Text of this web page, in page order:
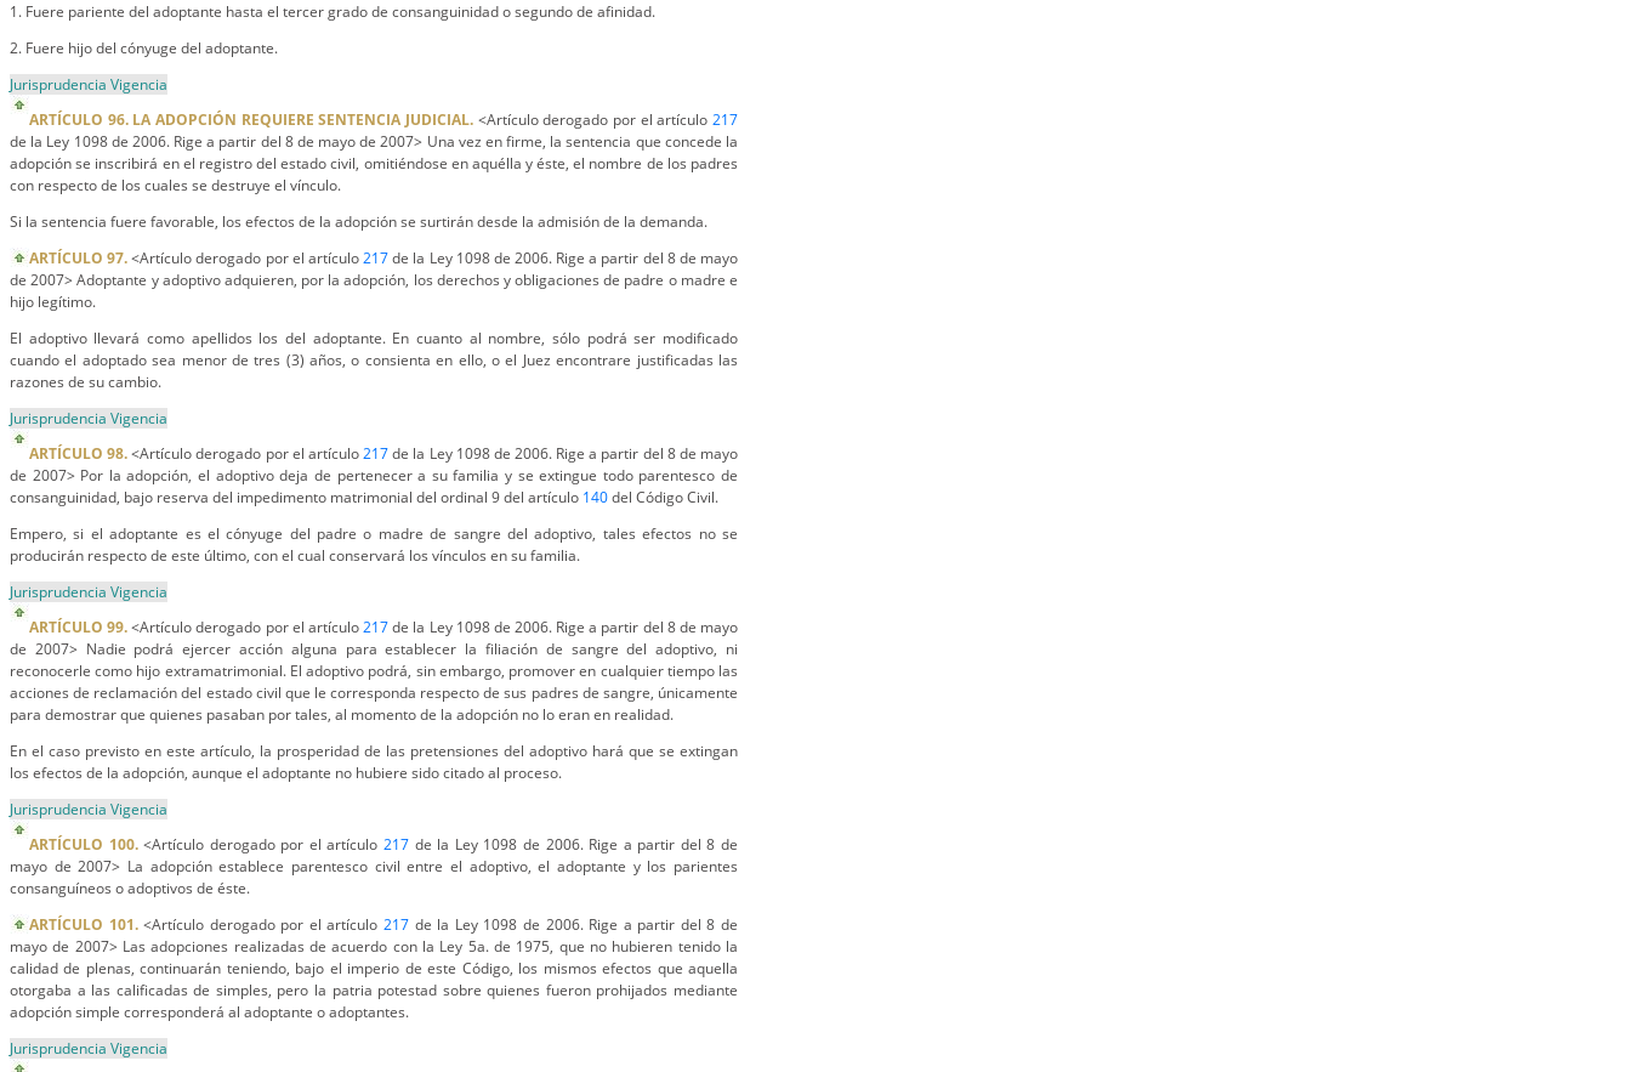
1. Fuere pariente del adoptante hasta el tercer grado de consanguinidad o segundo de afinidad.
2. Fuere hijo del cónyuge del adoptante.
Jurisprudencia Vigencia
ARTÍCULO 96. LA ADOPCIÓN REQUIERE SENTENCIA JUDICIAL. <Artículo derogado por el artículo 217
de la Ley 1098 de 2006. Rige a partir del 8 de mayo de 2007> Una vez en firme, la sentencia que concede la
adopción se inscribirá en el registro del estado civil, omitiéndose en aquélla y éste, el nombre de los padres
con respecto de los cuales se destruye el vínculo.
Si la sentencia fuere favorable, los efectos de la adopción se surtirán desde la admisión de la demanda.
ARTÍCULO 97.<Artículo derogado por el artículo217de la Ley 1098 de 2006. Rige a partir del 8 de mayo
de 2007> Adoptante y adoptivo adquieren, por la adopción, los derechos y obligaciones de padre o madre e
hijo legítimo.
El adoptivo llevará como apellidos los del adoptante. En cuanto al nombre, sólo podrá ser modificado
cuando el adoptado sea menor de tres (3) años, o consienta en ello, o el Juez encontrare justificadas las
razones de su cambio.
Jurisprudencia Vigencia
ARTÍCULO 98.<Artículo derogado por el artículo217de la Ley 1098 de 2006. Rige a partir del 8 de mayo
de 2007> Por la adopción, el adoptivo deja de pertenecer a su familia y se extingue todo parentesco de
consanguinidad, bajo reserva del impedimento matrimonial del ordinal 9 del artículo 140del Código Civil.
Empero, si el adoptante es el cónyuge del padre o madre de sangre del adoptivo, tales efectos no se
producirán respecto de este último, con el cual conservará los vínculos en su familia.
Jurisprudencia Vigencia
ARTÍCULO 99.<Artículo derogado por el artículo217de la Ley 1098 de 2006. Rige a partir del 8 de mayo
de 2007> Nadie podrá ejercer acción alguna para establecer la filiación de sangre del adoptivo, ni
reconocerle como hijo extramatrimonial. El adoptivo podrá, sin embargo, promover en cualquier tiempo las
acciones de reclamación del estado civil que le corresponda respecto de sus padres de sangre, únicamente
para demostrar que quienes pasaban por tales, al momento de la adopción no lo eran en realidad.
En el caso previsto en este artículo, la prosperidad de las pretensiones del adoptivo hará que se extingan
los efectos de la adopción, aunque el adoptante no hubiere sido citado al proceso.
Jurisprudencia Vigencia
ARTÍCULO 100.<Artículo derogado por el artículo217 de la Ley 1098 de 2006. Rige a partir del 8 de
mayo de 2007> La adopción establece parentesco civil entre el adoptivo, el adoptante y los parientes
consanguíneos o adoptivos de éste.
ARTÍCULO 101.<Artículo derogado por el artículo217 de la Ley 1098 de 2006. Rige a partir del 8 de
mayo de 2007> Las adopciones realizadas de acuerdo con la Ley 5a. de 1975, que no hubieren tenido la
calidad de plenas, continuarán teniendo, bajo el imperio de este Código, los mismos efectos que aquella
otorgaba a las calificadas de simples, pero la patria potestad sobre quienes fueron prohijados mediante
adopción simple corresponderá al adoptante o adoptantes.
Jurisprudencia Vigencia